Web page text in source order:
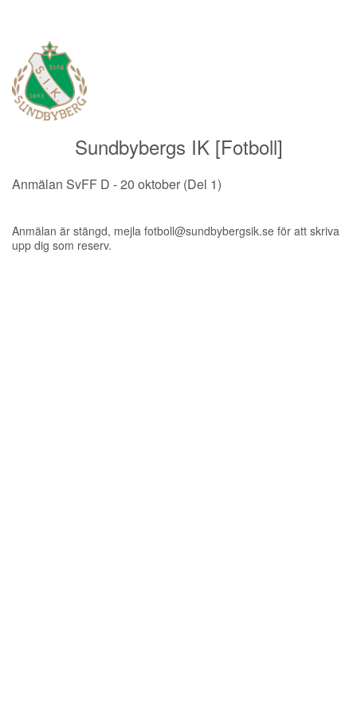
Sundbybergs IK [Fotboll]
Anmälan SvFF D - 20 oktober (Del 1)
Anmälan är stängd, mejla fotboll@sundbybergsik.se för att skriva
upp dig som reserv.